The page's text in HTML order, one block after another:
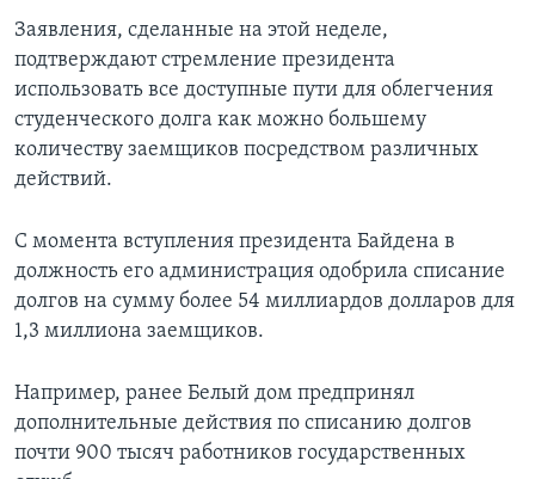
Заявления, сделанные на этой неделе,
подтверждают стремление президента
использовать все доступные пути для облегчения
студенческого долга как можно большему
количеству заемщиков посредством различных
действий.
С момента вступления президента Байдена в
должность его администрация одобрила списание
долгов на сумму более 54 миллиардов долларов для
1,3 миллиона заемщиков.
Например, ранее Белый дом предпринял
дополнительные действия по списанию долгов
почти 900 тысяч работников государственных